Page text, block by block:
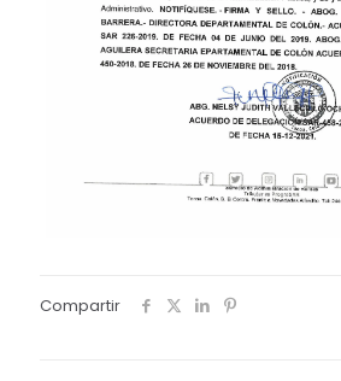
Compartir